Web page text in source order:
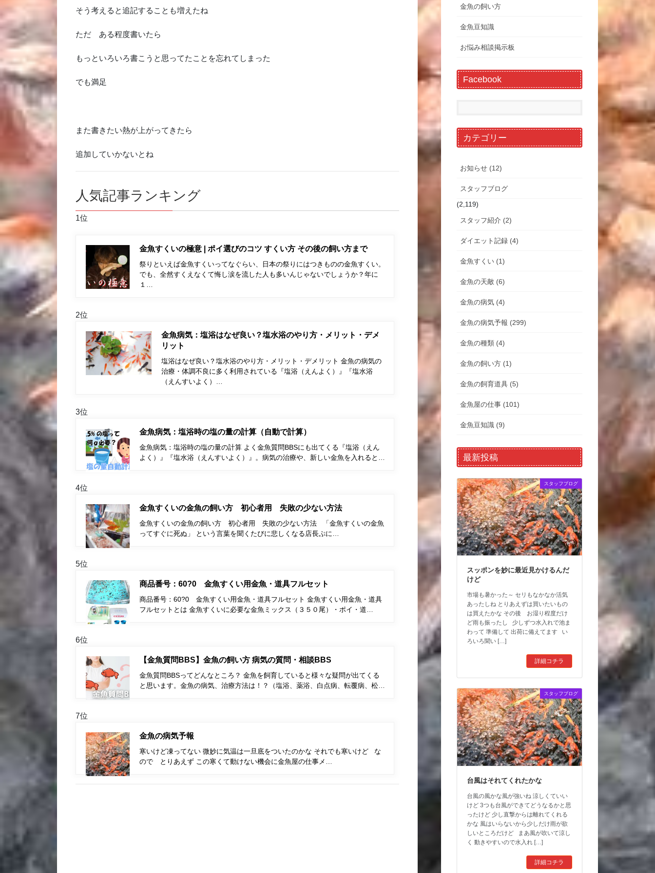
そう考えると追記することも増えたね
ただ ある程度書いたら
もっといろいろ書こうと思ってたことを忘れてしまった
でも満足
また書きたい熱が上がってきたら
追加していかないとね
人気記事ランキング
1位
金魚すくいの極意 | ポイ選びのコツ すくい方 その後の飼い方まで
祭りといえば金魚すくいってなぐらい、日本の祭りにはつきものの金魚すくい。
でも、全然すくえなくて悔し涙を流した人も多いんじゃないでしょうか？年に
１…
2位
金魚病気：塩浴はなぜ良い？塩水浴のやり方・メリット・デメ
リット
塩浴はなぜ良い？塩水浴のやり方・メリット・デメリット 金魚の病気の
治療・体調不良に多く利用されている『塩浴（えんよく）』『塩水浴
（えんすいよく）…
3位
金魚病気：塩浴時の塩の量の計算（自動で計算）
金魚病気：塩浴時の塩の量の計算 よく金魚質問BBSにも出てくる『塩浴（えん
よく）』『塩水浴（えんすいよく）』。病気の治療や、新しい金魚を入れると…
4位
金魚すくいの金魚の飼い方 初心者用 失敗の少ない方法
金魚すくいの金魚の飼い方 初心者用 失敗の少ない方法 「金魚すくいの金魚
ってすぐに死ぬ」 という言葉を聞くたびに悲しくなる店長ぷに…
5位
商品番号：60?0 金魚すくい用金魚・道具フルセット
商品番号：60?0 金魚すくい用金魚・道具フルセット 金魚すくい用金魚・道具
フルセットとは 金魚すくいに必要な金魚ミックス（３５０尾）・ポイ・道…
6位
【金魚質問BBS】金魚の飼い方 病気の質問・相談BBS
金魚質問BBSってどんなところ？ 金魚を飼育していると様々な疑問が出てくる
と思います。金魚の病気、治療方法は！？（塩浴、薬浴、白点病、転覆病、松…
7位
金魚の病気予報
寒いけど凍ってない 微妙に気温は一旦底をついたのかな それでも寒いけど な
ので とりあえず この寒くて動けない機会に金魚屋の仕事メ…
金魚の飼い方
金魚豆知識
お悩み相談掲示板
Facebook
カテゴリー
お知らせ (12)
スタッフブログ
(2,119)
スタッフ紹介 (2)
ダイエット記録 (4)
金魚すくい (1)
金魚の天敵 (6)
金魚の病気 (4)
金魚の病気予報 (299)
金魚の種類 (4)
金魚の飼い方 (1)
金魚の飼育道具 (5)
金魚屋の仕事 (101)
金魚豆知識 (9)
最新投稿
スタッフブログ
スッポンを妙に最近見かけるんだ
けど
市場も暑かった～ セリもなかなか活気
あったしね とりあえずは買いたいもの
は買えたかな その後 お湿り程度だけ
ど雨も振ったし 少しずつ水入れで池ま
わって 準備して 出荷に備えてます い
ろいろ聞い […]
詳細コチラ
スタッフブログ
台風はそれてくれたかな
台風の風かな風が強いね 涼しくていい
けど 3つも台風ができてどうなるかと思
ったけど 少し直撃からは離れてくれる
かな 風はいらないから少しだけ雨が欲
しいところだけど まあ風が吹いて涼し
く 動きやすいので水入れ […]
詳細コチラ